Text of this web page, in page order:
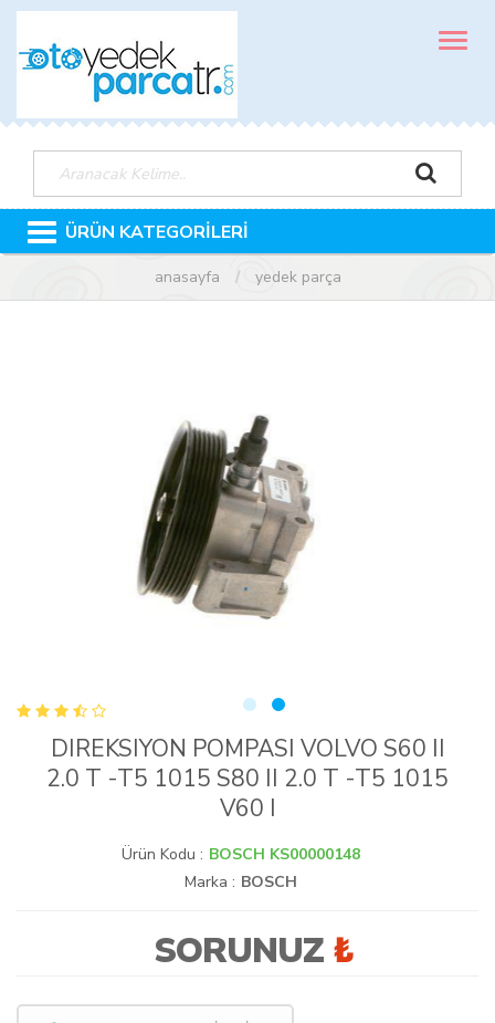
MENÜ
ÜRÜN KATEGORİLERİ
anasayfa yedek parça
DIREKSIYON POMPASI VOLVO S60 II
2.0 T -T5 1015 S80 II 2.0 T -T5 1015
V60 I
Ürün Kodu : BOSCH KS00000148
Marka : BOSCH
SORUNUZ₺